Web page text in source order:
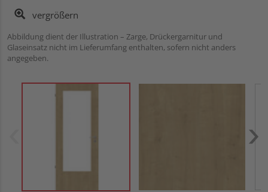
vergrößern
Abbildung dient der Illustration – Zarge, Drückergarnitur und
Glaseinsatz nicht im Lieferumfang enthalten, sofern nicht anders
angegeben.